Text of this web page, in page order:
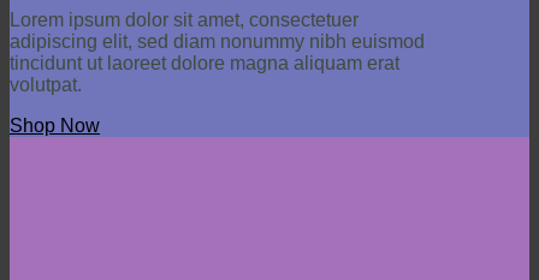
Lorem ipsum dolor sit amet, consectetuer
adipiscing elit, sed diam nonummy nibh euismod
tincidunt ut laoreet dolore magna aliquam erat
volutpat.
Shop Now